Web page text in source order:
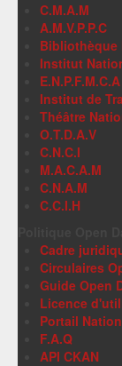
C.M.A.M
A.M.V.P.P.C
Bibliothèque
Institut
E.N.P.F.M.C.A
Institut de
Théâtre
O.T.D.A.V
C.N.C.I
M.A.C.A.M
C.N.A.M
C.C.I.H
Cadre
Circulaires
Guide Open
Licence
Portail
F.A.Q
API CKAN